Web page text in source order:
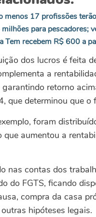
menos 17 profissões
para pescadores;
Tem recebem R$ 600 a
dos lucros é feita
a
garantindo retorno
que determinou que o
foram
que aumentou a
nas contas dos
do FGTS, ficando
compra da casa
hipóteses legais.